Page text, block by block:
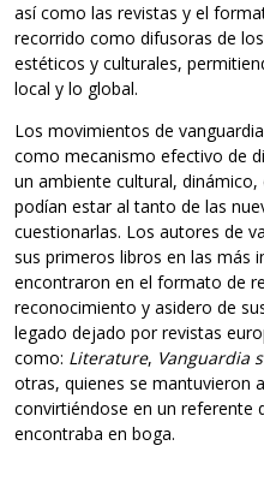
así como las revistas y el
recorrido como difusoras de
estéticos y culturales,
local y lo global.
Los movimientos de
como mecanismo efectivo de
un ambiente cultural,
podían estar al tanto de las
cuestionarlas. Los autores de
sus primeros libros en las más
encontraron en el formato de
reconocimiento y asidero de
legado dejado por revistas
como: Literature, Vanguardia
otras, quienes se mantuvieron
convirtiéndose en un referente
encontraba en boga.